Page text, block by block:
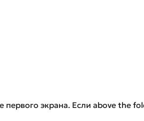
экрана. Если above the